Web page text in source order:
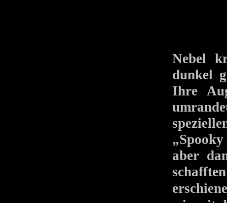
Nebel
dunkel
Ihre
aber